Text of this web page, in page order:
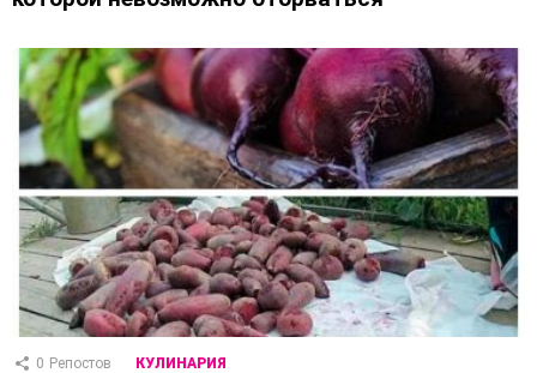
0 Репостов КУЛИНАРИЯ